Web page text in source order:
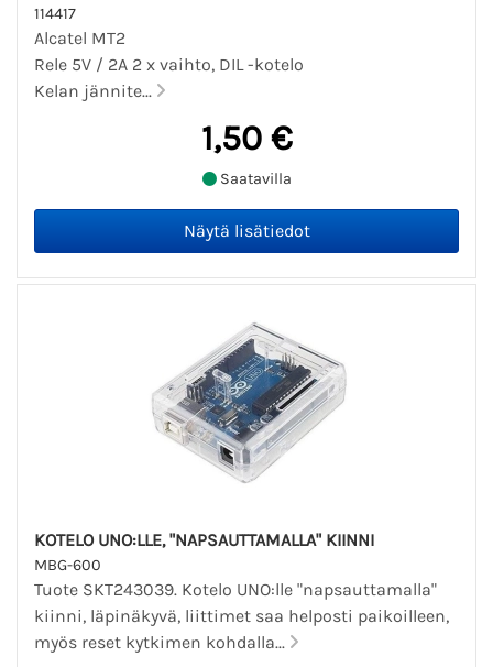
114417
Alcatel MT2
Rele 5V / 2A 2 x vaihto, DIL -kotelo
Kelan jännite...
1,50 €
Saatavilla
KOTELO UNO:LLE, "NAPSAUTTAMALLA" KIINNI
MBG-600
Tuote SKT243039. Kotelo UNO:lle "napsauttamalla"
kiinni, läpinäkyvä, liittimet saa helposti paikoilleen,
myös reset kytkimen kohdalla...